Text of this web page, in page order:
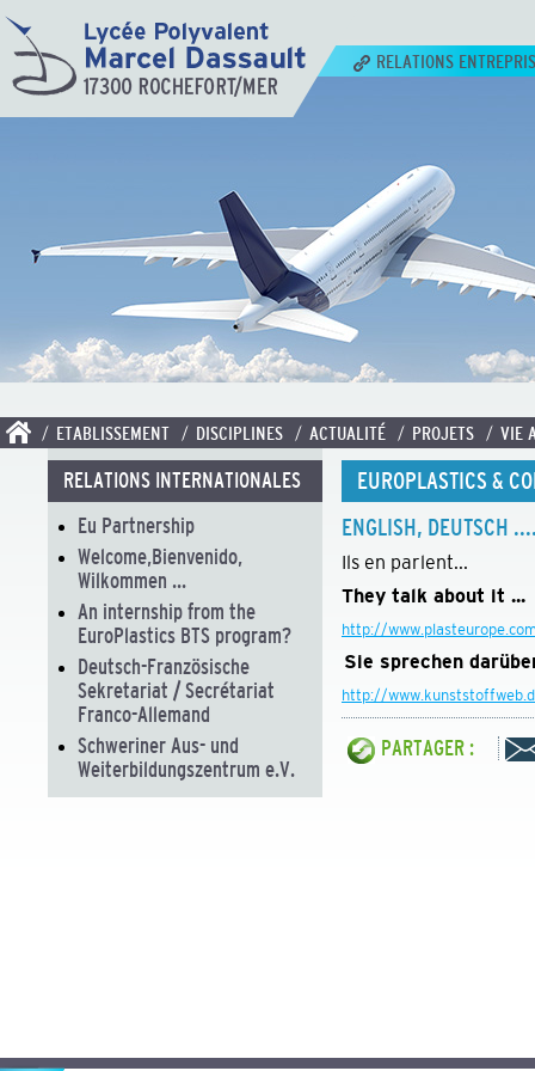
RELATIONS
/ ETABLISSEMENT / DISCIPLINES / ACTUALITÉ / PROJETS / VIE
RELATIONS INTERNATIONALES
Eu Partnership
Welcome,Bienvenido,
Wilkommen ...
An internship from the
EuroPlastics BTS program?
Deutsch-Französische
Sekretariat / Secrétariat
Franco-Allemand
Schweriner Aus- und
Weiterbildungszentrum e.V.
EUROPLASTICS &
ENGLISH, DEUTSCH
Ils en parlent...
They talk about it ...
http://
Sie sprechen
http://
PARTAGER :